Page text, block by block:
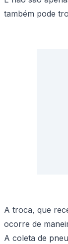
também pode
A troca, que
ocorre de
A coleta de